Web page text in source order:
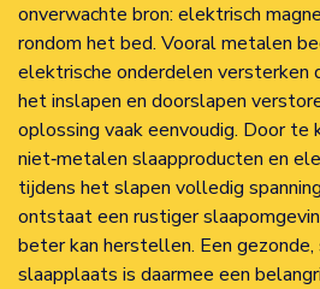
onverwachte bron: elektrisch
rondom het bed. Vooral metalen
elektrische onderdelen versterken
het inslapen en doorslapen
oplossing vaak eenvoudig. Door te
niet‑metalen slaapproducten en
tijdens het slapen volledig
ontstaat een rustiger
beter kan herstellen. Een
slaapplaats is daarmee een